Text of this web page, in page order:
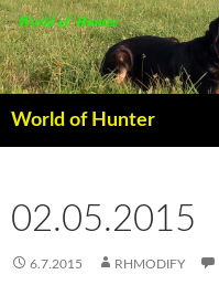
World of Hunter
WEBU
02.05.2015
6.7.2015 RHMODIFY